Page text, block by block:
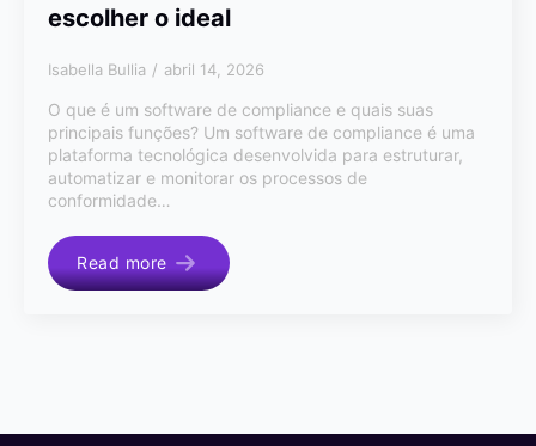
escolher o ideal
Isabella Bullia abril 14, 2026
O que é um software de compliance e quais suas
principais funções? Um software de compliance é uma
plataforma tecnológica desenvolvida para estruturar,
automatizar e monitorar os processos de
conformidade…
Read more